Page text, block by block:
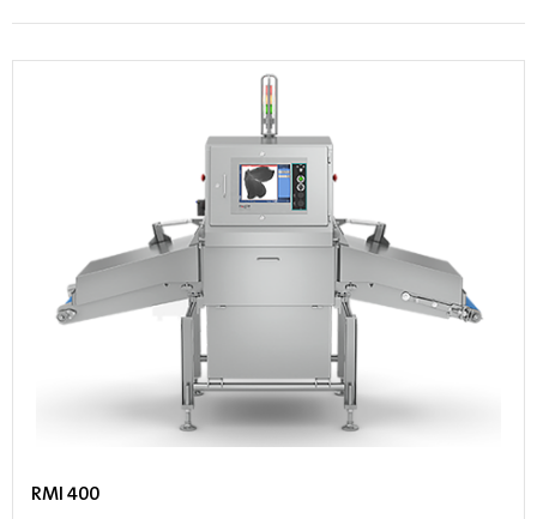
RMI 400